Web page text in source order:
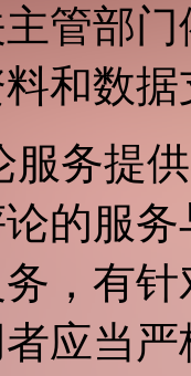
主管部
和数
服务提
的服
，有
应当